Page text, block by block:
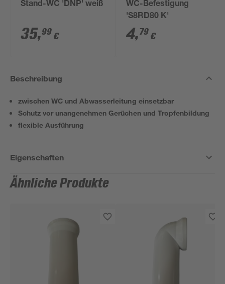
Stand-WC 'DNP' weiß
35,99 €
WC-Befestigung
'S8RD80 K'
4,79 €
Beschreibung
zwischen WC und Abwasserleitung einsetzbar
Schutz vor unangenehmen Gerüchen und Tropfenbildung
flexible Ausführung
Eigenschaften
Ähnliche Produkte